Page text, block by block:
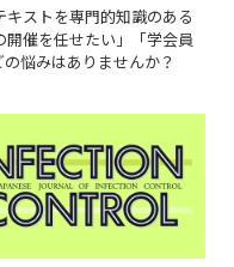
キストを専門的知識のある
催を任せたい」「学会員
悩みはありませんか？